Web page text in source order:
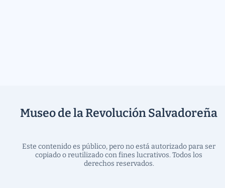
Museo de la Revolución Salvadoreña
Este contenido es público, pero no está autorizado para ser
copiado o reutilizado con fines lucrativos. Todos los
derechos reservados.